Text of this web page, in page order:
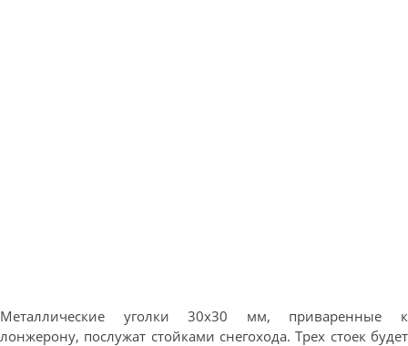
Металлические уголки 30х30 мм, приваренные к
лонжерону, послужат стойками снегохода. Трех стоек будет